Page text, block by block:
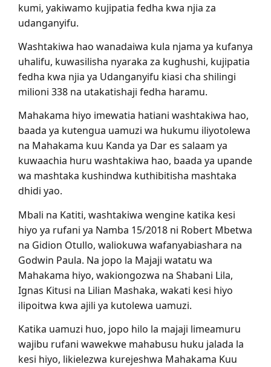
kumi, yakiwamo kujipatia fedha kwa njia za
udanganyifu.
Washtakiwa hao wanadaiwa kula njama ya kufanya
uhalifu, kuwasilisha nyaraka za kughushi, kujipatia
fedha kwa njia ya Udanganyifu kiasi cha shilingi
milioni 338 na utakatishaji fedha haramu.
Mahakama hiyo imewatia hatiani washtakiwa hao,
baada ya kutengua uamuzi wa hukumu iliyotolewa
na Mahakama kuu Kanda ya Dar es salaam ya
kuwaachia huru washtakiwa hao, baada ya upande
wa mashtaka kushindwa kuthibitisha mashtaka
dhidi yao.
Mbali na Katiti, washtakiwa wengine katika kesi
hiyo ya rufani ya Namba 15/2018 ni Robert Mbetwa
na Gidion Otullo, waliokuwa wafanyabiashara na
Godwin Paula. Na jopo la Majaji watatu wa
Mahakama hiyo, wakiongozwa na Shabani Lila,
Ignas Kitusi na Lilian Mashaka, wakati kesi hiyo
ilipoitwa kwa ajili ya kutolewa uamuzi.
Katika uamuzi huo, jopo hilo la majaji limeamuru
wajibu rufani wawekwe mahabusu huku jalada la
kesi hiyo, likielezwa kurejeshwa Mahakama Kuu